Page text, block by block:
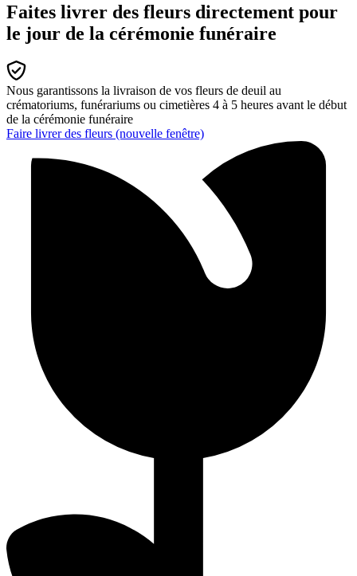
Faites livrer des fleurs directement pour
le jour de la cérémonie funéraire
Nous garantissons la livraison de vos fleurs de deuil au
crématoriums, funérariums ou cimetières 4 à 5 heures avant le début
de la cérémonie funéraire
Faire livrer des fleurs (nouvelle fenêtre)